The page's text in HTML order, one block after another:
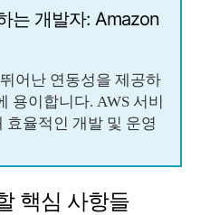
는 개발자: Amazon
어난 연동성을 제공하
용이합니다. AWS 서비
효율적인 개발 및 운영
핵심 사항들